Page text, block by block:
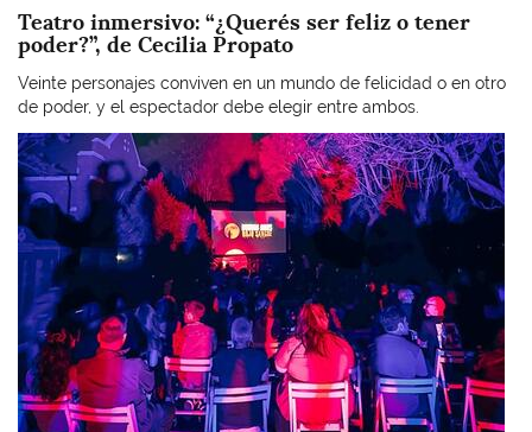
Teatro inmersivo: “¿Querés ser feliz o tener
poder?”, de Cecilia Propato
Veinte personajes conviven en un mundo de felicidad o en otro
de poder, y el espectador debe elegir entre ambos.
Imagen